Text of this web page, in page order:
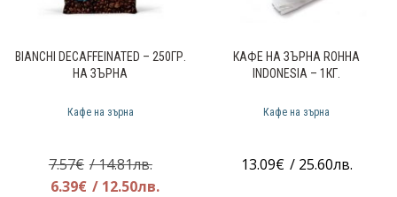
BIANCHI DECAFFEINATED – 250ГР.
НА ЗЪРНА
Кафе на зърна
7.57€ / 14.81лв.Original
price
6.39€ / 12.50лв.Текущата
КАФЕ НА ЗЪРНА ROHHA
INDONESIA – 1КГ.
Кафе на зърна
13.09€ / 25.60лв.